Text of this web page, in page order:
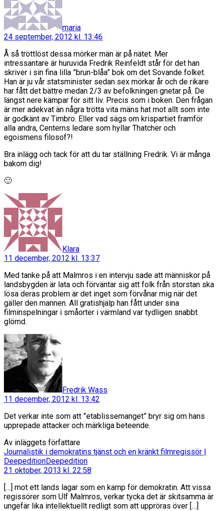
maria
24 september, 2012 kl. 13:46
Å så tröttlöst dessa mörker män är på nätet. Mer
intressantare är huruvida Fredrik Reinfeldt står för det han
skriver i sin fina lilla ”brun-blåa” bok om det Sovande folket.
Han är ju vår statsminister sedan sex mörkar år och de rikare
har fått det bättre medan 2/3 av befolkningen gnetar på. De
längst nere kämpar för sitt liv. Precis som i boken. Den frågan
är mer adekvat än några trötta vita mäns hat mot allt som inte
är godkänt av Timbro. Eller vad sägs om krispartiet framför
alla andra, Centerns ledare som hyllar Thatcher och
egoismens filosof?!
Bra inlägg och tack för att du tar ställning Fredrik. Vi är många
bakom dig!
🙂
Klara
11 december, 2012 kl. 13:37
Med tanke på att Malmros i en intervju sade att människor på
landsbygden är lata och förväntar sig att folk från storstan ska
lösa deras problem är det inget som förvånar mig när det
gäller den mannen. All gratishjälp han fått under sina
filminspelningar i småorter i värmland var tydligen snabbt
glömd.
Fredrik Wass
11 december, 2012 kl. 13:42
Det verkar inte som att ”etablissemanget” bryr sig om hans
upprepade attacker och märkliga beteende.
Av inläggets författare
Journalistik i demokratins tjänst och en kränkt filmregissör |
DeepeditionDeepeditionsäger:
21 oktober, 2013 kl. 22:58
[…] mot ett lands lagar som en kamp för demokratin. Att vissa
regissörer som Ulf Malmros, verkar tycka det är skitsamma är
ungefär lika intellektuellt redligt som att uppröras över […]